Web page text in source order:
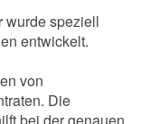
wurde speziell
entwickelt.
von
Die